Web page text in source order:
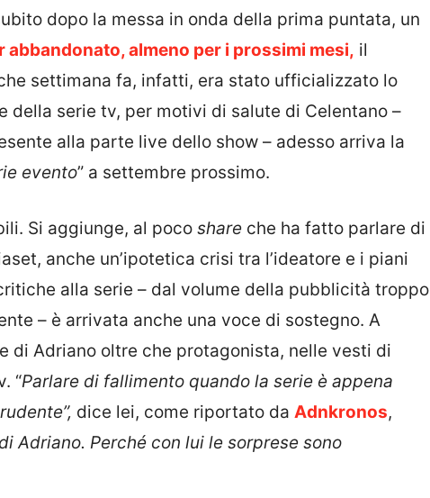
dopo la messa in onda della prima puntata, un
abbandonato, almeno per i prossimi mesi, il
settimana fa, infatti, era stato ufficializzato lo
della serie tv, per motivi di salute di Celentano –
alla parte live dello show – adesso arriva la
evento” a settembre prossimo.
Si aggiunge, al poco share che ha fatto parlare di
anche un’ipotetica crisi tra l’ideatore e i piani
alla serie – dal volume della pubblicità troppo
– è arrivata anche una voce di sostegno. A
di Adriano oltre che protagonista, nelle vesti di
“Parlare di fallimento quando la serie è appena
dice lei, come riportato da Adnkronos,
Adriano. Perché con lui le sorprese sono